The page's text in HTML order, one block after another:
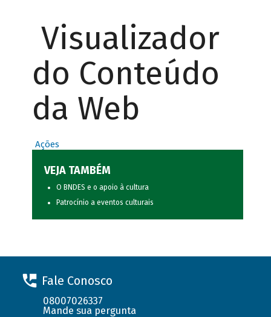
Visualizador
do Conteúdo
da Web
Ações
VEJA TAMBÉM
O BNDES e o apoio à cultura
Patrocínio a eventos culturais
Fale Conosco
08007026337
Mande sua pergunta